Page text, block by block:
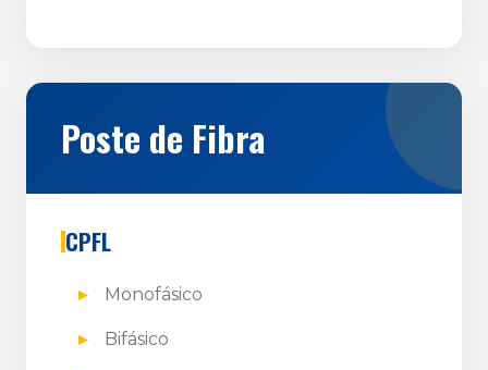
Poste de Fibra
CPFL
Monofásico
Bifásico